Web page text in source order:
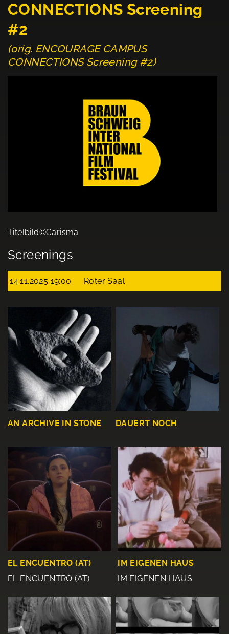
CONNECTIONS Screening
#2
(orig. ENCOURAGE CAMPUS
CONNECTIONS Screening #2)
Titelbild©Carisma
Screenings
14.11.2025 19:00 Roter Saal
AN ARCHIVE IN STONE DAUERT NOCH
EL ENCUENTRO (AT)
EL ENCUENTRO (AT)
IM EIGENEN HAUS
IM EIGENEN HAUS